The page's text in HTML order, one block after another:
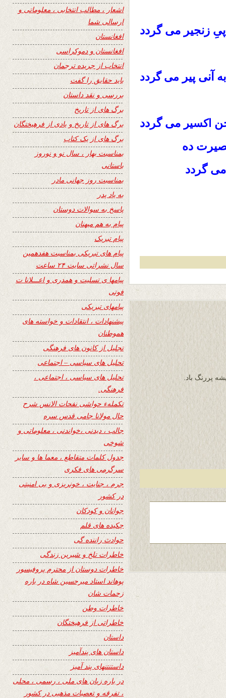
زنجیر می گردد
پیر می گردد
اکسیر می گردد
ده
گردد
پررنگ باد.
اشعار ، مطالب انتخابی ، معلوماتی و
ارسالی شما
افغانستان
افغانستان و دموکراسی
انتخاب از جریده ترجمان
باید حقایق را گفت
بررسی و نقد داستان
برگ های از تاریخ
برگ های از تاریخ و یادی از فرهیختگان
برگ های از یک کتاب
بمناسبت بهار ، سال نو و نوروز
باستانی
بمناسبت روز جهانی مادر
به یاد پدر
پاسخ به سوالات دوستان
پیام به هم میهنان
پیام تبریک
پیام های تبریکی بمناسبت هفدهمین
سال نشراتی سایت ۲۴ ساعت
پیامها ی تسلیت و همدری و اعـــلانا ت
فوتی
پیامهای تبریکی
پیشنهادات ، انتقادات و خواسته های
هموطنان
تجلیل از کانون های فرهنگی
تحلیل های سیاسی – اجتماعی
تحلیل های سیاسی ، اجتماعی ،
فرهنگی.
تکملهء حواشی نفحات الانس شرح
حال مولانا جامی قدس سره
جالب ، دیدنی ،خواندنی ، معلوماتی و
شوخی
جدول کلمات متقاطع ، معما ها و سایر
سرگرمی های فکری
جرم ، جنایت ، خونریزی و بی امنیتی
در کشور
جوانان و کودکان
چکیده های قلم
حوادث راننده گی
خاطرات تلخ و شیرین زندگی
خاطرات دوستان از محترم پروفیسور
پوهاند استاد میرحسین شاه در باره
زحمات شان
خاطرات وطن
خاطراتی از فرهیختگان
داستان
داستان های پندآمیز
داستنتنهای پند آمیز
در باره زبان های ملی ، رسمی ، محلی
، تفرقه و تعصبات مذهبی در کشور